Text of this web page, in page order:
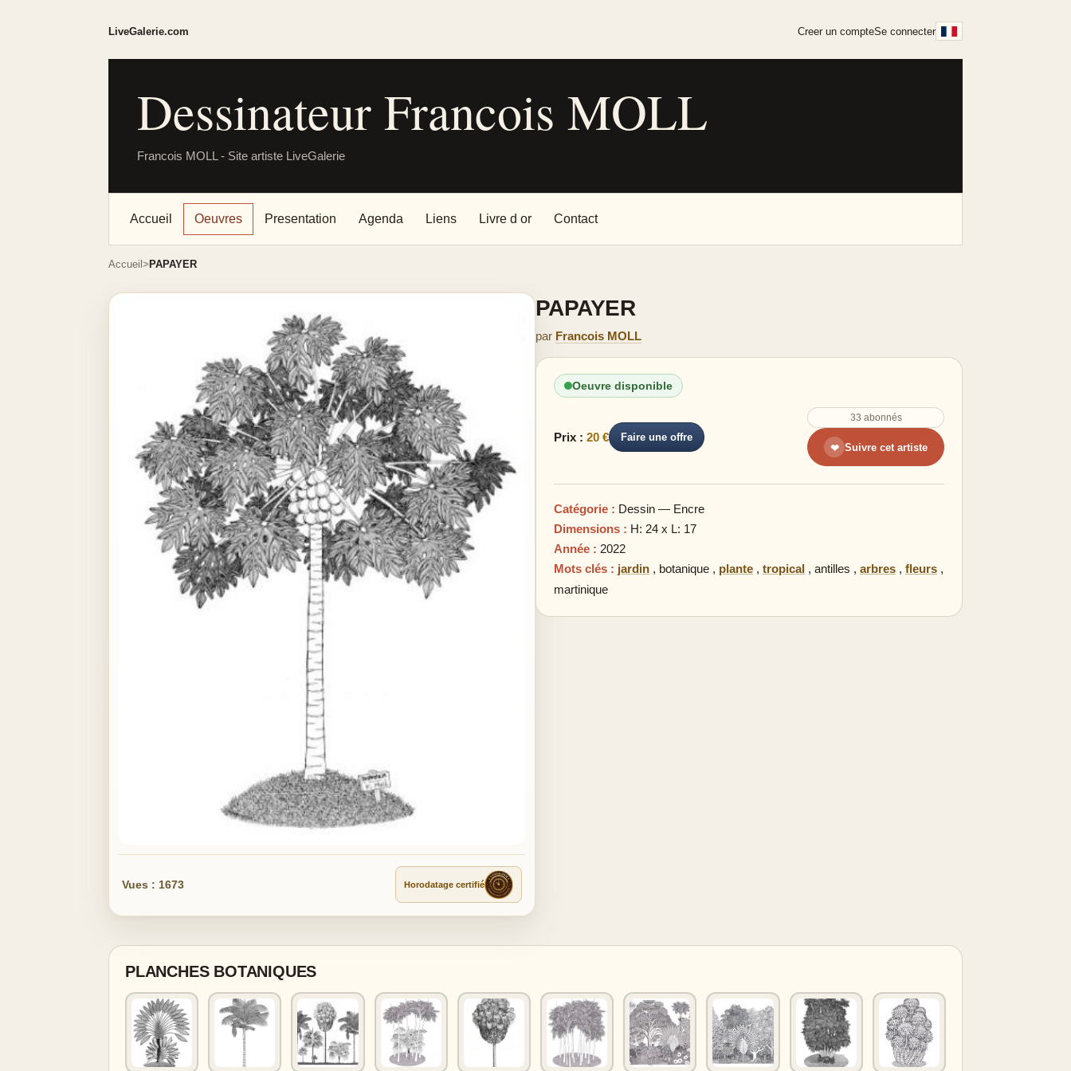
LiveGalerie.com Creer un compteSe connecter
Dessinateur Francois MOLL
Francois MOLL - Site artiste LiveGalerie
Accueil Oeuvres Presentation Agenda Liens Livre d or Contact
Accueil PAPAYER
Vues : 1673 Horodatage certifié
PAPAYER
par Francois MOLL
Oeuvre disponible
Prix : 20 € Faire une offre
33 abonnés
❤ Suivre cet artiste
Catégorie : Dessin — Encre
Dimensions : H: 24 x L: 17
Année : 2022
Mots clés : jardin , botanique , plante , tropical , antilles , arbres , fleurs ,
martinique
PLANCHES BOTANIQUES